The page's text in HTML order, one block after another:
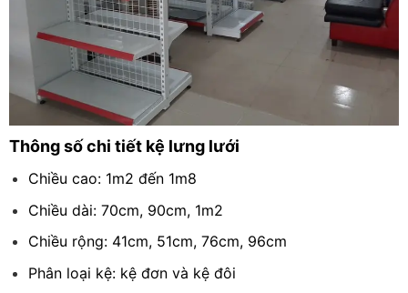
Thông số chi tiết kệ lưng lưới
Chiều cao: 1m2 đến 1m8
Chiều dài: 70cm, 90cm, 1m2
Chiều rộng: 41cm, 51cm, 76cm, 96cm
Phân loại kệ: kệ đơn và kệ đôi